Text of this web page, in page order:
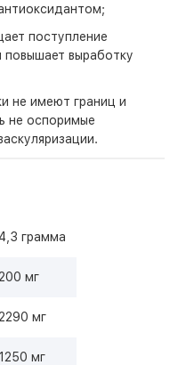
поступление
выработку
не имеют границ и
не оспоримые
4,3 грамма
200 мг
2290 мг
1250 мг